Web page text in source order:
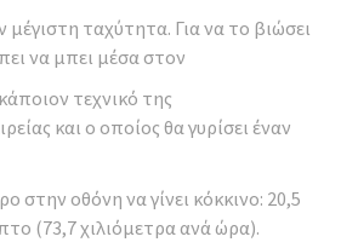
ταχύτητα. Για να το βιώσει
να μπει μέσα στον
τεχνικό της
και ο οποίος θα γυρίσει έναν
στην οθόνη να γίνει κόκκινο: 20,5
(73,7 χιλιόμετρα ανά ώρα).